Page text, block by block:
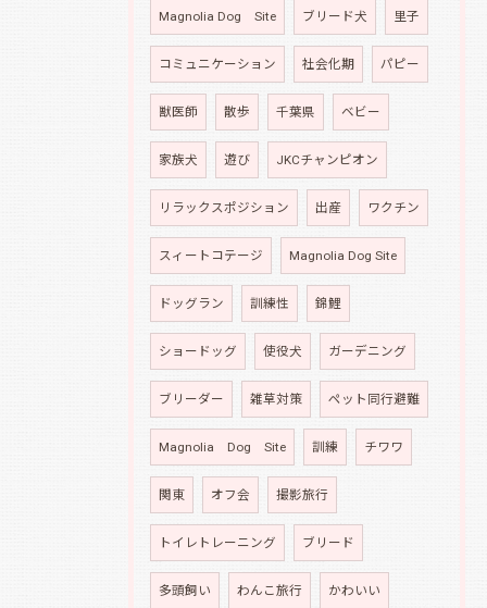
Magnolia Dog Site ブリード犬 里子
コミュニケーション 社会化期 パピー
獣医師 散歩 千葉県 ベビー
家族犬 遊び JKCチャンピオン
リラックスポジション 出産 ワクチン
スィートコテージ Magnolia Dog Site
ドッグラン 訓練性 錦鯉
ショードッグ 使役犬 ガーデニング
ブリーダー 雑草対策 ペット同行避難
Magnolia Dog Site 訓練 チワワ
関東 オフ会 撮影旅行
トイレトレーニング ブリード
多頭飼い わんこ旅行 かわいい